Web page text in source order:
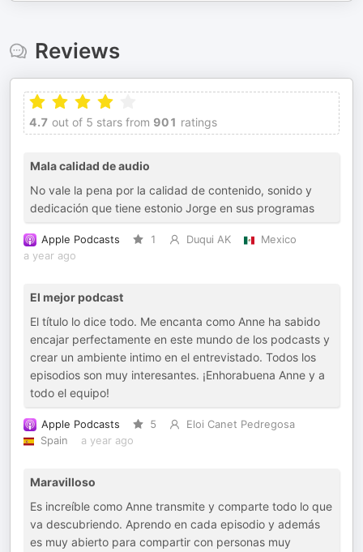
Reviews
4.7 out of 5 stars from 901 ratings
Mala calidad de audio
No vale la pena por la calidad de contenido, sonido y
dedicación que tiene estonio Jorge en sus programas
Apple Podcasts 1 Duqui AK
Mexico
a year ago
El mejor podcast
El título lo dice todo. Me encanta como Anne ha sabido
encajar perfectamente en este mundo de los podcasts y
crear un ambiente intimo en el entrevistado. Todos los
episodios son muy interesantes. ¡Enhorabuena Anne y a
todo el equipo!
Apple Podcasts 5
Eloi Canet Pedregosa
Spain
a year ago
Maravilloso
Es increíble como Anne transmite y comparte todo lo que
va descubriendo. Aprendo en cada episodio y además
es muy abierto para compartir con personas muy